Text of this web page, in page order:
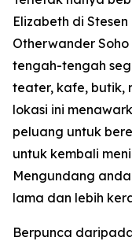
Elizabeth di
Otherwander
tengah-tengah
teater, kafe, butik,
lokasi ini
peluang untuk
untuk kembali
Mengundang
lama dan lebih
Berpunca